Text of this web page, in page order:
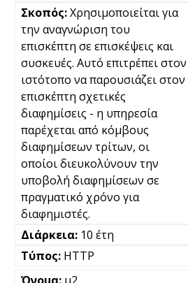
Χρησιμοποιείται για
την αναγνώριση του
επισκέπτη σε επισκέψεις και
συσκευές. Αυτό επιτρέπει στον
ιστότοπο να παρουσιάζει στον
επισκέπτη σχετικές
διαφημίσεις - η υπηρεσία
παρέχεται από κόμβους
διαφημίσεων τρίτων, οι
οποίοι διευκολύνουν την
υποβολή διαφημίσεων σε
πραγματικό χρόνο για
διαφημιστές.
10 έτη
HTTP